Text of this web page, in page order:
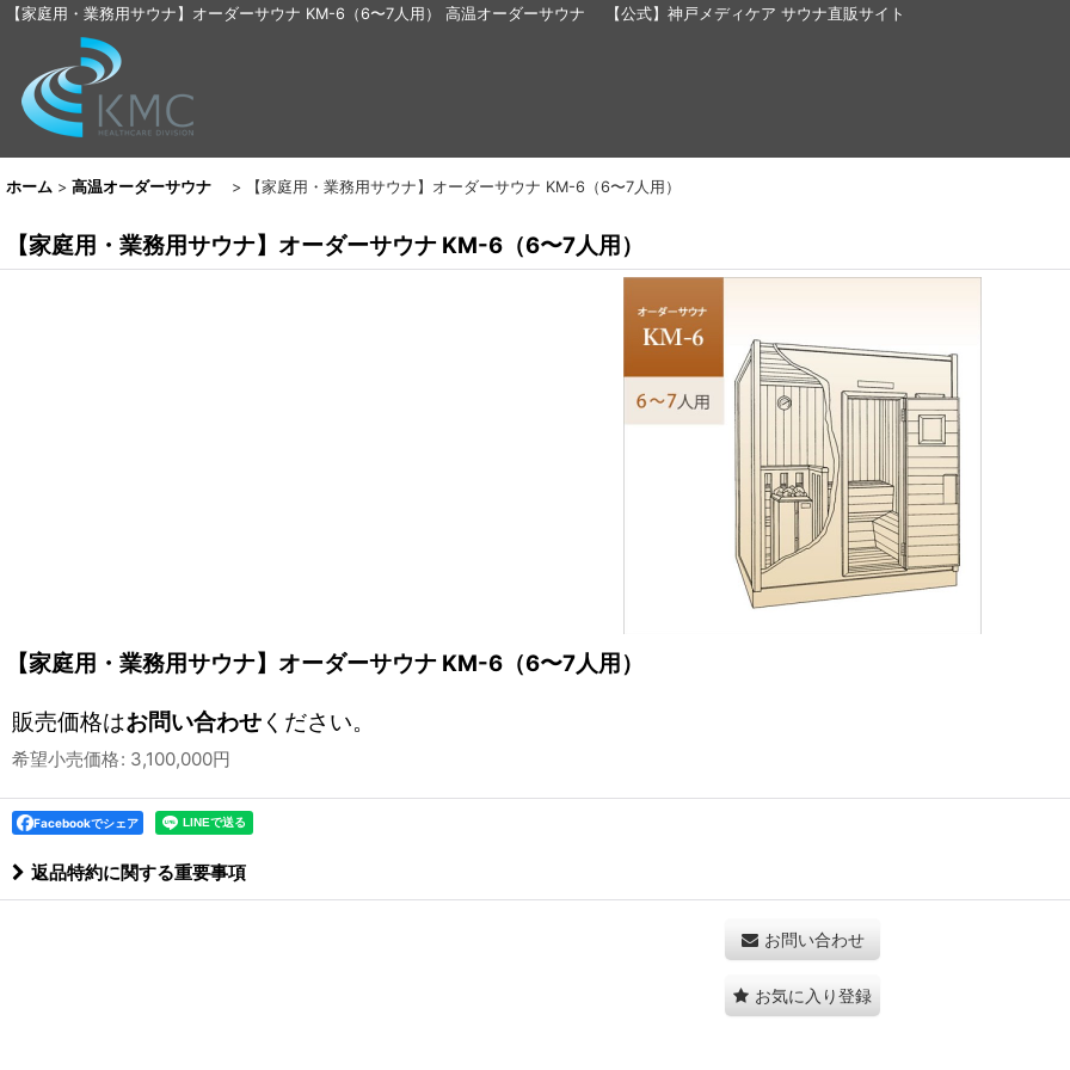
【家庭用・業務用サウナ】オーダーサウナ KM-6（6〜7人用） 高温オーダーサウナ 【公式】神戸メディケア サウナ直販サイト
ホーム > 高温オーダーサウナ > 【家庭用・業務用サウナ】オーダーサウナ KM-6（6〜7人用）
【家庭用・業務用サウナ】オーダーサウナ KM-6（6〜7人用）
【家庭用・業務用サウナ】オーダーサウナ KM-6（6〜7人用）
販売価格はお問い合わせ ください。
希望小売価格: 3,100,000円
Facebookでシェア
返品特約に関する重要事項
お問い合わせ
お気に入り登録